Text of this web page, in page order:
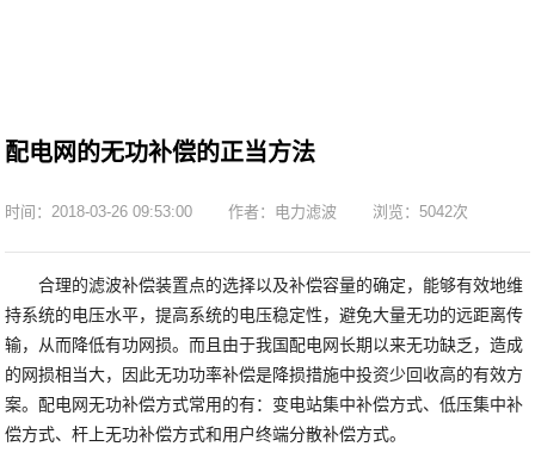
配电网的无功补偿的正当方法
时间：2018-03-26 09:53:00 作者：电力滤波 浏览：5042次
合理的滤波补偿装置点的选择以及补偿容量的确定，能够有效地维
持系统的电压水平，提高系统的电压稳定性，避免大量无功的远距离传
输，从而降低有功网损。而且由于我国配电网长期以来无功缺乏，造成
的网损相当大，因此无功功率补偿是降损措施中投资少回收高的有效方
案。配电网无功补偿方式常用的有：变电站集中补偿方式、低压集中补
偿方式、杆上无功补偿方式和用户终端分散补偿方式。